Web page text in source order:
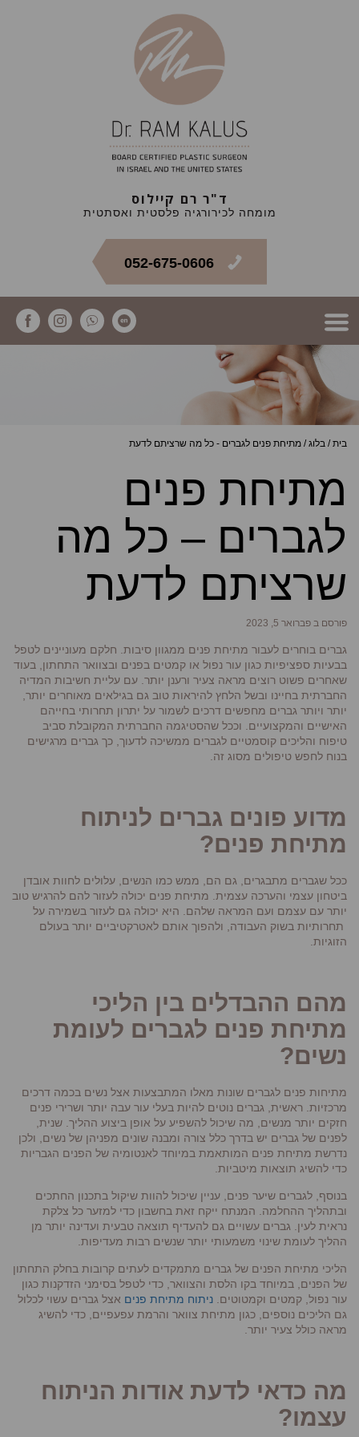
ד"ר רם קיילוס
מומחה לכירורגיה פלסטית ואסתטית
052-675-0606
בית/ בלוג/ מתיחת פנים לגברים - כל מה שרציתם לדעת
מתיחת פנים
לגברים – כל מה
שרציתם לדעת
פורסם ב פברואר 5, 2023
גברים בוחרים לעבור מתיחת פנים ממגוון סיבות. חלקם מעוניינים לטפל
בבעיות ספציפיות כגון עור נפול או קמטים בפנים ובצוואר התחתון, בעוד
שאחרים פשוט רוצים מראה צעיר ורענן יותר. עם עליית חשיבות המדיה
החברתית בחיינו ובשל הלחץ להיראות טוב גם בגילאים מאוחרים יותר,
יותר ויותר גברים מחפשים דרכים לשמור על יתרון תחרותי בחייהם
האישיים והמקצועיים. וככל שהסטיגמה החברתית המקובלת סביב
טיפוח והליכים קוסמטיים לגברים ממשיכה לדעוך, כך גברים מרגישים
בנוח לחפש טיפולים מסוג זה.
מדוע פונים גברים לניתוח
מתיחת פנים?
ככל שגברים מתבגרים, גם הם, ממש כמו הנשים, עלולים לחוות אובדן
ביטחון עצמי והערכה עצמית. מתיחת פנים יכולה לעזור להם להרגיש טוב
יותר עם עצמם ועם המראה שלהם. היא יכולה גם לעזור בשמירה על
תחרותיות בשוק העבודה, ולהפוך אותם לאטרקטיביים יותר בעולם
הזוגיות.
מהם ההבדלים בין הליכי
מתיחת פנים לגברים לעומת
נשים?
מתיחות פנים לגברים שונות מאלו המתבצעות אצל נשים בכמה דרכים
מרכזיות. ראשית, גברים נוטים להיות בעלי עור עבה יותר ושרירי פנים
חזקים יותר מנשים, מה שיכול להשפיע על אופן ביצוע ההליך. שנית,
לפנים של גברים יש בדרך כלל צורה ומבנה שונים מפניהן של נשים, ולכן
נדרשת מתיחת פנים המותאמת במיוחד לאנטומיה של הפנים הגבריות
כדי להשיג תוצאות מיטביות.
בנוסף, לגברים שיער פנים, עניין שיכול להוות שיקול בתכנון החתכים
ובתהליך ההחלמה. המנתח ייקח זאת בחשבון כדי למזער כל צלקת
נראית לעין. גברים עשויים גם להעדיף תוצאה טבעית ועדינה יותר מן
ההליך לעומת שינוי משמעותי יותר שנשים רבות מעדיפות.
הליכי מתיחת הפנים של גברים מתמקדים לעתים קרובות בחלק התחתון
של הפנים, במיוחד בקו הלסת והצוואר, כדי לטפל בסימני הזדקנות כגון
עור נפול, קמטים וקמטוטים. ניתוח מתיחת פנים אצל גברים עשוי לכלול
גם הליכים נוספים, כגון מתיחת צוואר והרמת עפעפיים, כדי להשיג
מראה כולל צעיר יותר.
מה כדאי לדעת אודות הניתוח
עצמו?